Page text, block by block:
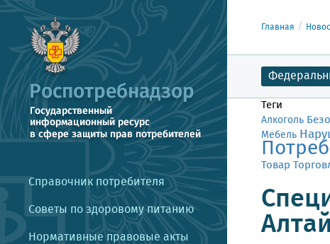
Справочник потребителя
Советы по здоровому питанию
Нормативные правовые акты
Главная
Теги
Алкоголь
Мебель
Товар